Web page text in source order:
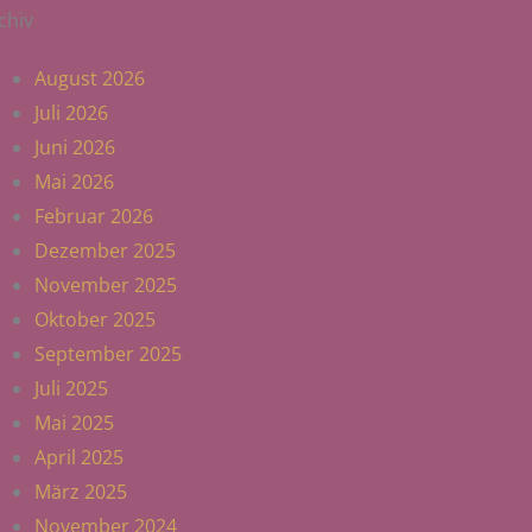
August 2026
Juli 2026
Juni 2026
Mai 2026
Februar 2026
Dezember 2025
November 2025
Oktober 2025
September 2025
Juli 2025
Mai 2025
April 2025
März 2025
November 2024